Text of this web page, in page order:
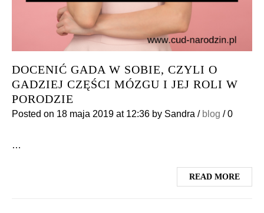
DOCENIĆ GADA W SOBIE, CZYLI O
GADZIEJ CZĘŚCI MÓZGU I JEJ ROLI W
PORODZIE
Posted on 18 maja 2019 at 12:36 by Sandra / blog /0
…
READ MORE